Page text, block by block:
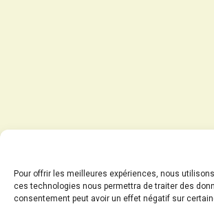
Pour offrir les meilleures expériences, nous
ces technologies nous permettra de traiter des
consentement peut avoir un effet négatif sur